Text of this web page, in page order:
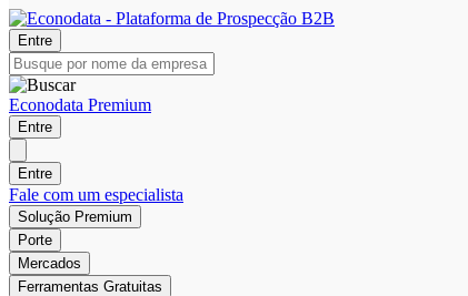
Entre
Econodata Premium
Entre
Entre
Fale com um especialista
Solução Premium
Porte
Mercados
Ferramentas Gratuitas